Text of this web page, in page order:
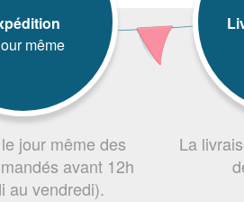
même
jour même des
avant 12h
au vendredi).
La